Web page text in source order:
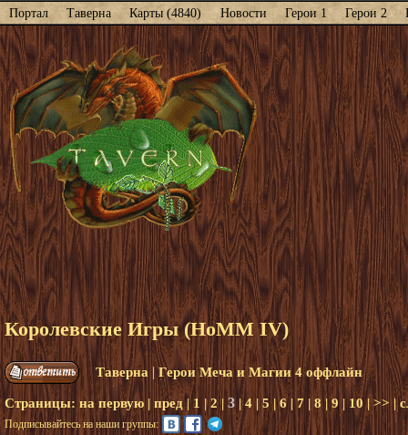
Портал Таверна Карты (4840) Новости Герои 1 Герои 2
Королевские Игры (HoMM IV)
Таверна |Герои Меча и Магии 4 оффлайн
Страницы: на первую | пред|1 | 2| 3 |4 | 5|6|7 | 8 | 9 | 10|>> |
Подписывайтесь на наши группы: